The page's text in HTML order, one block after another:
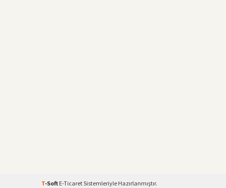
T-Soft E-TicaretSistemleriyle Hazırlanmıştır.